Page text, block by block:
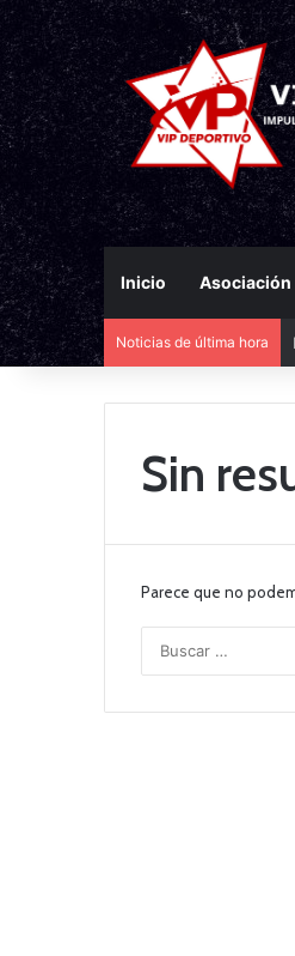
Inicio Asociación
Noticias de última hora
Sin
Parece que no